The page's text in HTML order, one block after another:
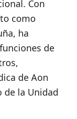
Con
como
ha
de
de Aon
la Unidad